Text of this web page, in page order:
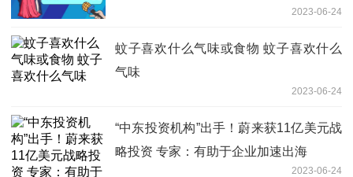
2023-06-24
蚊子喜欢什么气味或食物 蚊子喜欢什么
气味
2023-06-24
“中东投资机构”出手！蔚来获11亿美元战
略投资 专家：有助于企业加速出海
2023-06-24